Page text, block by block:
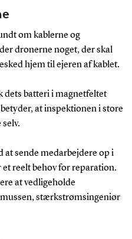
om kablerne og
dronerne noget, der skal
hjem til ejeren af kablet.
dets batteri i magnetfeltet
at inspektionen i store
at sende medarbejdere op i
et reelt behov for reparation.
at vedligeholde
stærkstrømsingeniør